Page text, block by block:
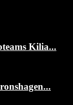
Kilia...